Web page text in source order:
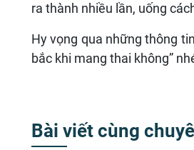
ra thành nhiều lần, uống
Hy vọng qua những thông
bắc khi mang thai không”
Bài viết cùng